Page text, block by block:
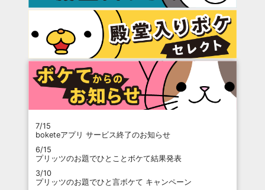
7/15
boketeアプリ サービス終了のお知らせ
6/15
プリッツのお題でひとことボケて結果発表
3/10
プリッツのお題でひと言ボケて キャンペーン